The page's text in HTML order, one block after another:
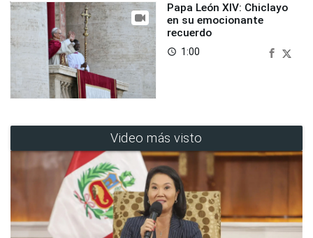
Papa León XIV: Chiclayo
en su emocionante
recuerdo
access_time 1:00
Video más visto